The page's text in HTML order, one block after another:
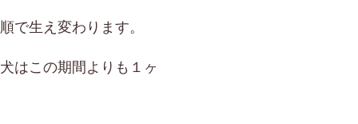
生え変わります。
はこの期間よりも１ヶ